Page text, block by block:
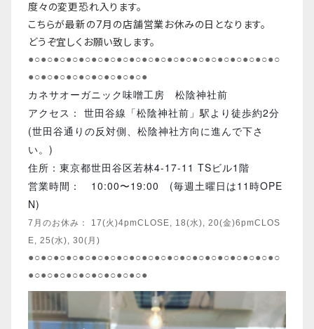
度々の変更恐れ入ります。
こちらが最新の7月の店舗営業お休みの日となります。
どうぞ宜しくお願い致します。
●○●○●○●○●○●○●○●○●○●○●○●○●○●○●○●○●○●○●○●○
●○●○●○●○●○●○●○●○●○●
カネサオーガニック味噌工房 松陰神社前
アクセス： 世田谷線「松陰神社前」駅より徒歩約2分
(世田谷通りの反対側、松陰神社方向に進んで下さ
い。)
住所：東京都世田谷区若林4-17-11 TSビル1階
営業時間： 10:00〜19:00 (毎週土曜日は11時OPE
N)
7月のお休み： 17(火)4pmCLOSE, 18(水), 20(金)6pmCLOS
E, 25(水), 30(月)
●○●○●○●○●○●○●○●○●○●○●○●○●○●○●○●○●○●○●○●○
●○●○●○●○●○●○●○●○●○●